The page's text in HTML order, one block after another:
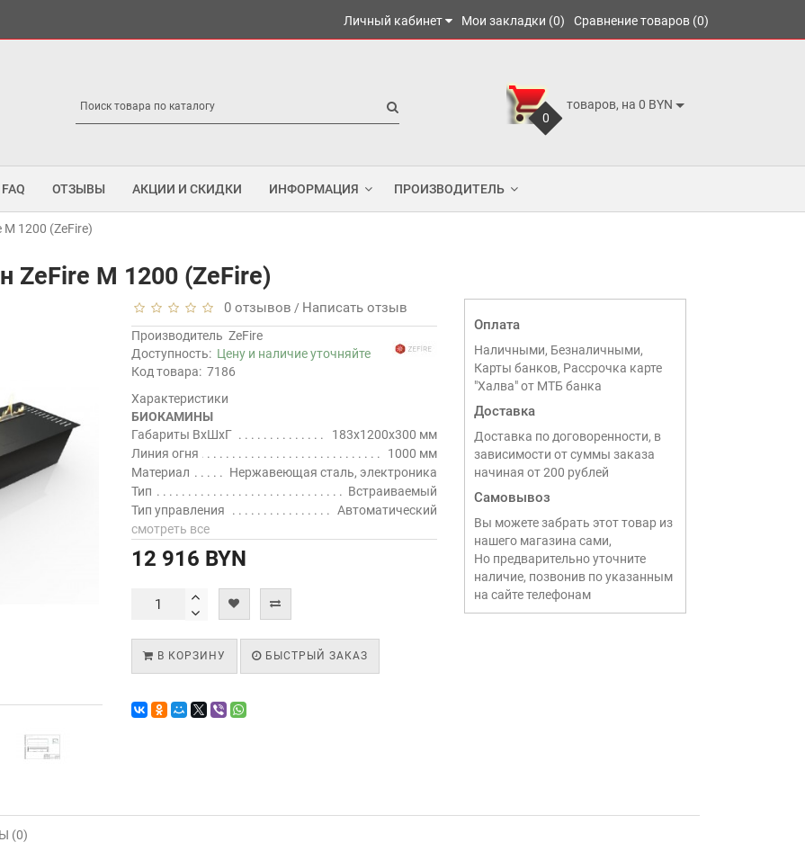
Личный кабинет Мои закладки (0) Сравнение товаров (0)
0
товаров, на 0 BYN
FAQ ОТЗЫВЫ АКЦИИ И СКИДКИ ИНФОРМАЦИЯ ПРОИЗВОДИТЕЛЬ
М 1200 (ZeFire)
ZeFire М 1200 (ZeFire)
0 отзывов / Написать отзыв
Производитель ZeFire
Доступность: Цену и наличие уточняйте
Код товара: 7186
Характеристики
БИОКАМИНЫ
Габариты ВхШхГ
183x1200x300 мм
Линия огня
1000 мм
Материал
Нержавеющая сталь, электроника
Тип
Встраиваемый
Тип управления
Автоматический
смотреть все
12 916 BYN
В КОРЗИНУ БЫСТРЫЙ ЗАКАЗ
Оплата
Наличными, Безналичными,
Карты банков, Рассрочка карте
"Халва" от МТБ банка
Доставка
Доставка по договоренности, в
зависимости от суммы заказа
начиная от 200 рублей
Самовывоз
Вы можете забрать этот товар из
нашего магазина сами,
Но предварительно уточните
наличие, позвонив по указанным
на сайте телефонам
(0)